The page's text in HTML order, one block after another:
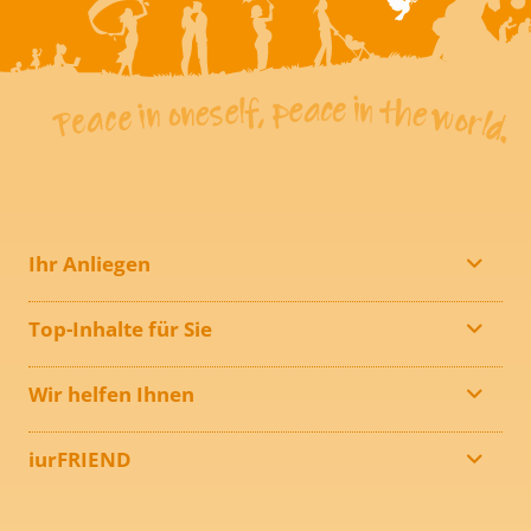
Ihr Anliegen
Top-Inhalte für Sie
Wir helfen Ihnen
iurFRIEND